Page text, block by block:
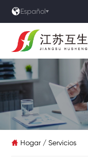
Español
 Hogar / Servicios